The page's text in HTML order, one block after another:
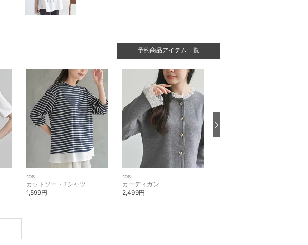
予約商品アイテム一覧
rps
カットソー・Tシャツ
1,599円
rps
カーディガン
2,499円